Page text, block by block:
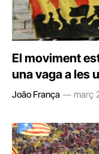
El moviment
una vaga a les
João França març